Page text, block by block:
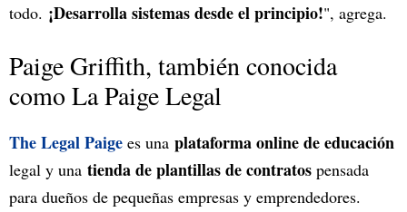
todo. ¡Desarrolla sistemas desde el principio!", agrega.
Paige Griffith, también conocida
como La Paige Legal
The Legal Paige es una plataforma online de educación
legal y una tienda de plantillas de contratos pensada
para dueños de pequeñas empresas y emprendedores.